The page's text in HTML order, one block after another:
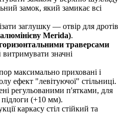
замок, який замикає всі
заглушку — отвір для дротів
Merida).
траверсами
значні
максимально приховані і
ефект "левітуючої" стільниці.
регульованими п'ятками, для
підлоги (+10 мм).
каркасу стіл стійкий та